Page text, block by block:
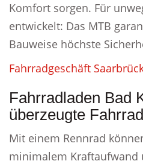
Komfort sorgen. Für
entwickelt: Das MTB
Bauweise höchste
Fahrradgeschäft
Fahrradladen Bad
überzeugte
Mit einem Rennrad
minimalem Kraftaufwand